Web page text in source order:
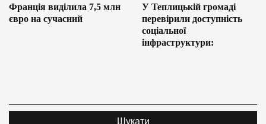
Франція виділила 7,5 млн
євро на сучасний
У Теплицькій громаді
перевірили доступність
соціальної
інфраструктури: